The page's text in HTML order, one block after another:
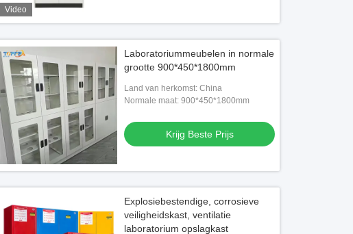
Video
Laboratoriummeubelen in normale
grootte 900*450*1800mm
Land van herkomst: China
Normale maat: 900*450*1800mm
Krijg Beste Prijs
Explosiebestendige, corrosieve
veiligheidskast, ventilatie
laboratorium opslagkast